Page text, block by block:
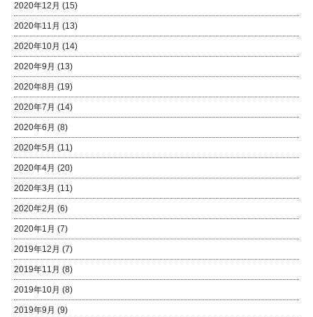
2020年12月 (15)
2020年11月 (13)
2020年10月 (14)
2020年9月 (13)
2020年8月 (19)
2020年7月 (14)
2020年6月 (8)
2020年5月 (11)
2020年4月 (20)
2020年3月 (11)
2020年2月 (6)
2020年1月 (7)
2019年12月 (7)
2019年11月 (8)
2019年10月 (8)
2019年9月 (9)